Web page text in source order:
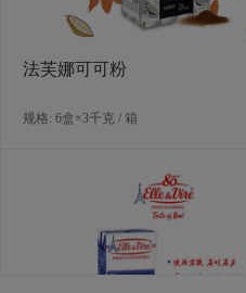
法芙娜可可粉
规格: 6盒×3千克 / 箱